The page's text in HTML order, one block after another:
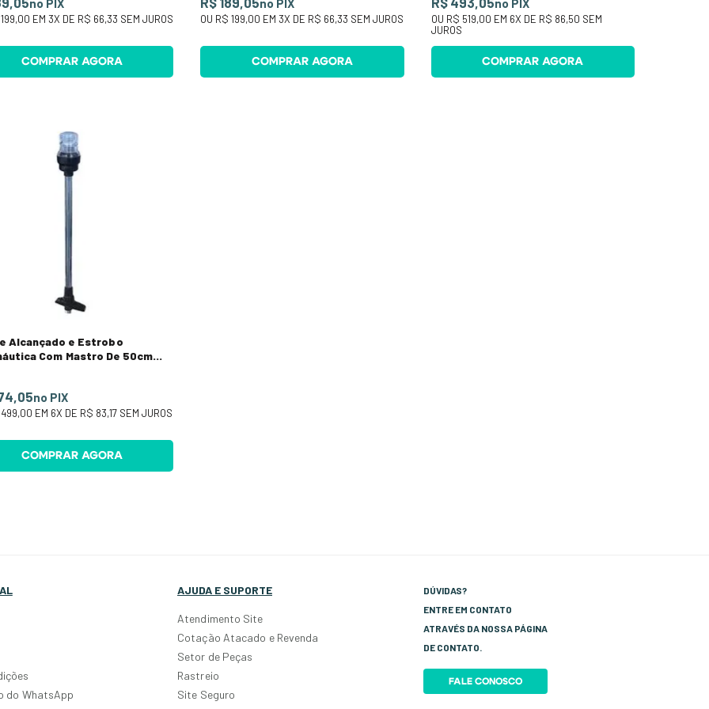
no PIX
EM 3X DE R$ 66,33 SEM JUROS
COMPRAR AGORA
no PIX
OU R$ 199,00 EM3X DE R$ 66,33 SEM JUROS
COMPRAR AGORA
no PIX
OU R$ 519,00 EM 6X DE R$ 86,50 SEM
JUROS
COMPRAR AGORA
Alcançado e Estrobo
Com Mastro De 50cm
no PIX
EM 6X DE R$ 83,17 SEM JUROS
COMPRAR AGORA
do WhatsApp
AJUDA E SUPORTE
Atendimento Site
Cotação Atacado e Revenda
Setor de Peças
Rastreio
Site Seguro
DÚVIDAS?
ENTRE EM CONTATO
ATRAVÉS DA NOSSA PÁGINA
DE CONTATO.
FALE CONOSCO